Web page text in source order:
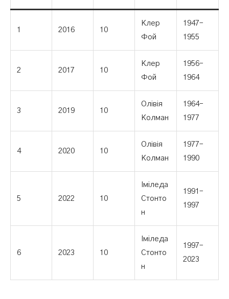
1 2016 10
Клер
Фой
1947–
1955
2 2017 10
Клер
Фой
1956–
1964
3 2019 10
Олівія
Колман
1964–
1977
4 2020 10
Олівія
Колман
1977–
1990
5 2022 10
Іміледа
Стонто
н
1991–
1997
6 2023 10
Іміледа
Стонто
н
1997–
2023